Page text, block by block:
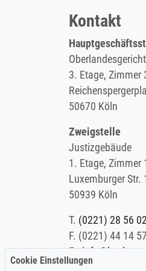
Kontakt
3. Etage, Zimmer
50670 Köln
Zweigstelle
Justizgebäude
1. Etage, Zimmer
Luxemburger Str.
50939 Köln
T. (0221) 28 56
F. (0221) 44 14 57
E.info@koelner-
Cookie Einstellungen